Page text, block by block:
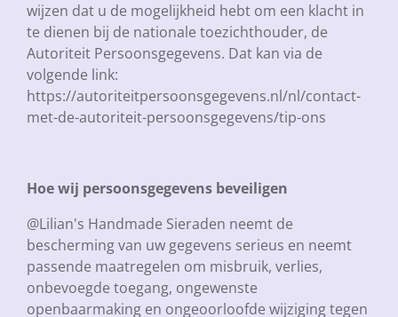
wijzen dat u de mogelijkheid hebt om een klacht in
te dienen bij de nationale toezichthouder, de
Autoriteit Persoonsgegevens. Dat kan via de
volgende link:
https://autoriteitpersoonsgegevens.nl/nl/contact-
met-de-autoriteit-persoonsgegevens/tip-ons
Hoe wij persoonsgegevens beveiligen
@Lilian's Handmade Sieraden neemt de
bescherming van uw gegevens serieus en neemt
passende maatregelen om misbruik, verlies,
onbevoegde toegang, ongewenste
openbaarmaking en ongeoorloofde wijziging tegen